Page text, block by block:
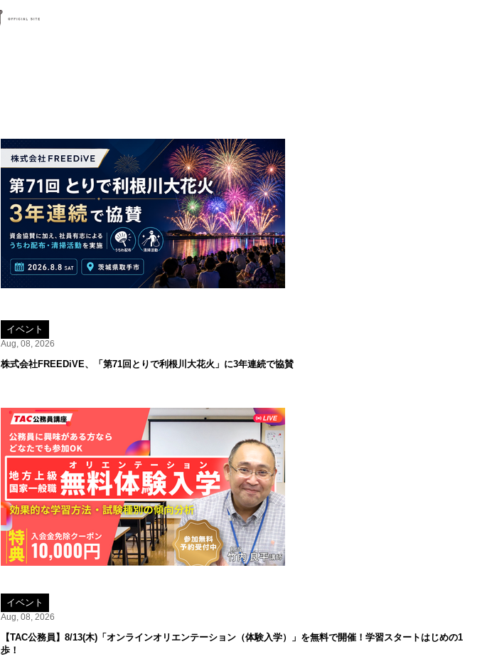
イベント
Aug, 08, 2026
株式会社FREEDiVE、「第71回とりで利根川大花火」に3年連続で協賛
イベント
Aug, 08, 2026
【TAC公務員】8/13(木)「オンラインオリエンテーション（体験入学）」を無料で開催！学習スタートはじめの1
歩！